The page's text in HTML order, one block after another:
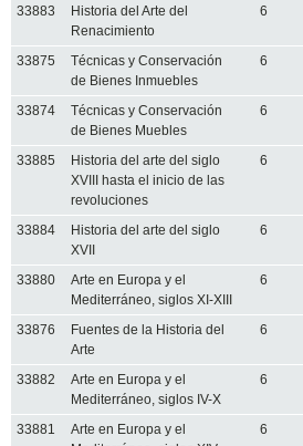
33883
Historia del Arte del
Renacimiento
6
33875
Técnicas y Conservación
de Bienes Inmuebles
6
33874
Técnicas y Conservación
de Bienes Muebles
6
33885
Historia del arte del siglo
XVIII hasta el inicio de las
revoluciones
6
33884
Historia del arte del siglo
XVII
6
33880
Arte en Europa y el
Mediterráneo, siglos XI-XIII
6
33876
Fuentes de la Historia del
Arte
6
33882
Arte en Europa y el
Mediterráneo, siglos IV-X
6
33881
Arte en Europa y el
6